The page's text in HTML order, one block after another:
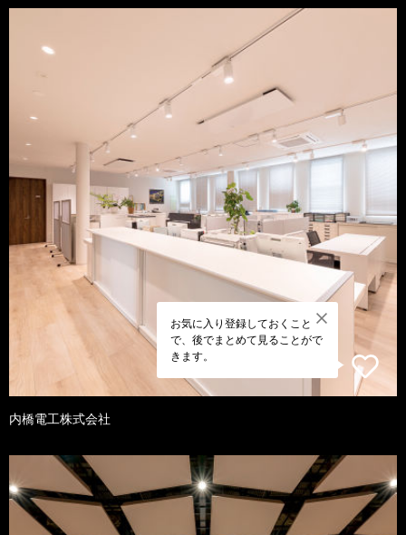
お気に入り登録しておくこと
で、後でまとめて見ることがで
きます。
内橋電工株式会社